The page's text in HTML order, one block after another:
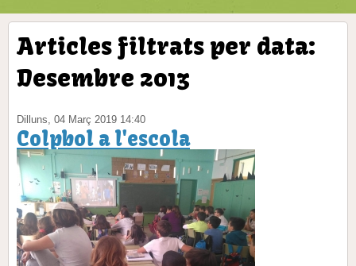
Articles filtrats per data:
Desembre 2013
Dilluns, 04 Març 2019 14:40
Colpbol a l'escola